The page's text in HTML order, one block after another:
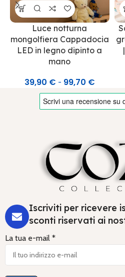
Luce notturna
mongolfiera Cappadocia
LED in legno dipinto a
mano
39,90 € - 99,70 €
Iscriviti per ricevere
sconti riservati ai
La tua e-mail *